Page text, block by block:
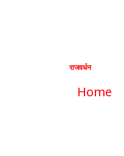
Byराजवर्धन
Home